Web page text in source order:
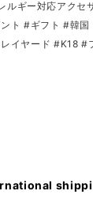
ギー対応アクセ
ト #ギフト #韓
イヤード #K18 #